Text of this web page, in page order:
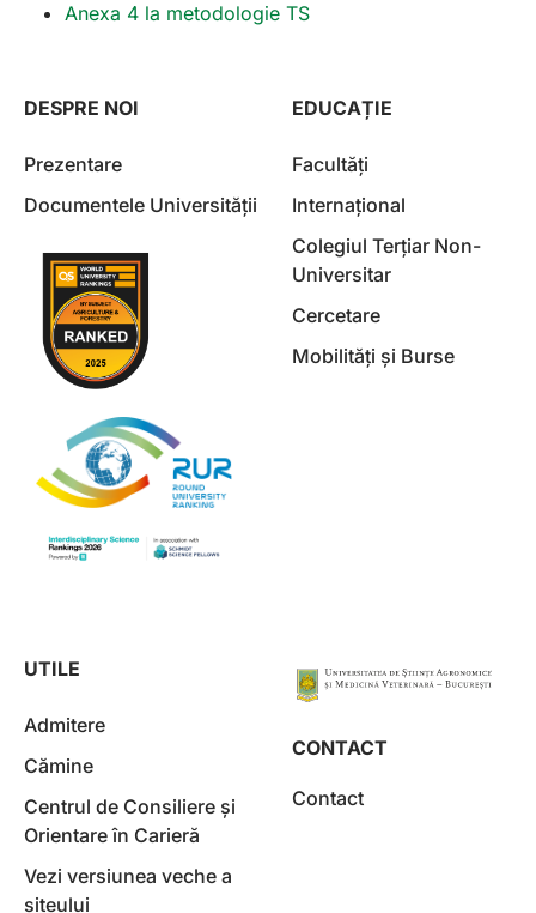
Anexa 4 la metodologie TS
DESPRE NOI
Prezentare
Documentele Universității
EDUCAȚIE
Facultăți
Internațional
Colegiul Terțiar Non-
Universitar
Cercetare
Mobilități și Burse
UTILE
Admitere
Cămine
Centrul de Consiliere și
Orientare în Carieră
Vezi versiunea veche a
siteului
CONTACT
Contact